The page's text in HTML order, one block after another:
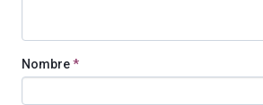
Nombre*